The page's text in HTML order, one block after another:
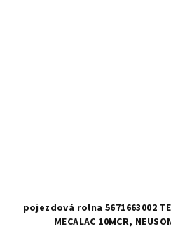
pojezdová rolna 5671663002
MECALAC 10MCR,